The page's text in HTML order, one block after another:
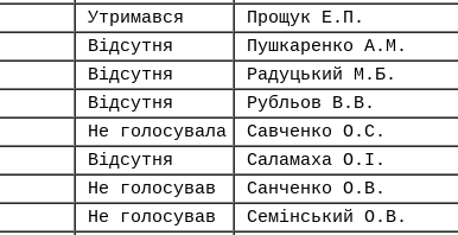
Утримався Прощук Е.П.
Відсутня Пушкаренко А.М.
Відсутня Радуцький М.Б.
Відсутня Рубльов В.В.
Не голосувала Савченко О.С.
Відсутня Саламаха О.І.
Не голосував Санченко О.В.
Не голосував Семінський О.В.